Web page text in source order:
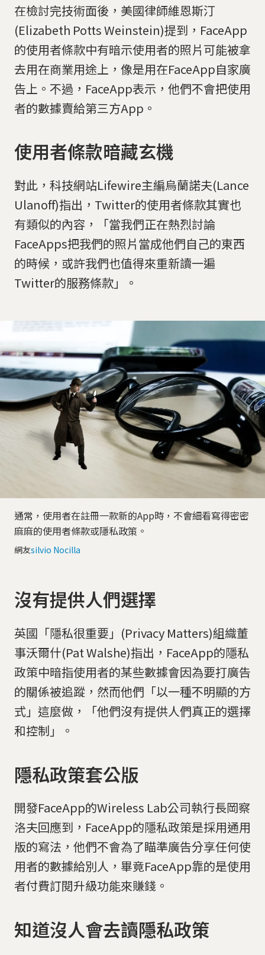
在檢討完技術面後，美國律師維恩斯汀
(Elizabeth Potts Weinstein)提到，FaceApp
的使用者條款中有暗示使用者的照片可能被拿
去用在商業用途上，像是用在FaceApp自家廣
告上。不過，FaceApp表示，他們不會把使用
者的數據賣給第三方App。
使用者條款暗藏玄機
對此，科技網站Lifewire主編烏蘭諾夫(Lance
Ulanoff)指出，Twitter的使用者條款其實也
有類似的內容，「當我們正在熱烈討論
FaceApps把我們的照片當成他們自己的東西
的時候，或許我們也值得來重新讀一遍
Twitter的服務條款」。
通常，使用者在註冊一款新的App時，不會細看寫得密密
麻麻的使用者條款或隱私政策。
網友silvio Nocilla
沒有提供人們選擇
英國「隱私很重要」(Privacy Matters)組織董
事沃爾什(Pat Walshe)指出，FaceApp的隱私
政策中暗指使用者的某些數據會因為要打廣告
的關係被追蹤，然而他們「以一種不明顯的方
式」這麼做，「他們沒有提供人們真正的選擇
和控制」。
隱私政策套公版
開發FaceApp的Wireless Lab公司執行長岡察
洛夫回應到，FaceApp的隱私政策是採用通用
版的寫法，他們不會為了瞄準廣告分享任何使
用者的數據給別人，畢竟FaceApp靠的是使用
者付費訂閱升級功能來賺錢。
知道沒人會去讀隱私政策